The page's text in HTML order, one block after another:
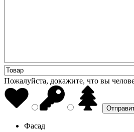
Пожалуйста, докажите, что вы
Фасад